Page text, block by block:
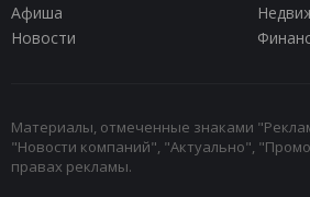
Афиша
Новости
Материалы, отмеченные знаками
"Новости компаний", "Актуально",
правах рекламы.